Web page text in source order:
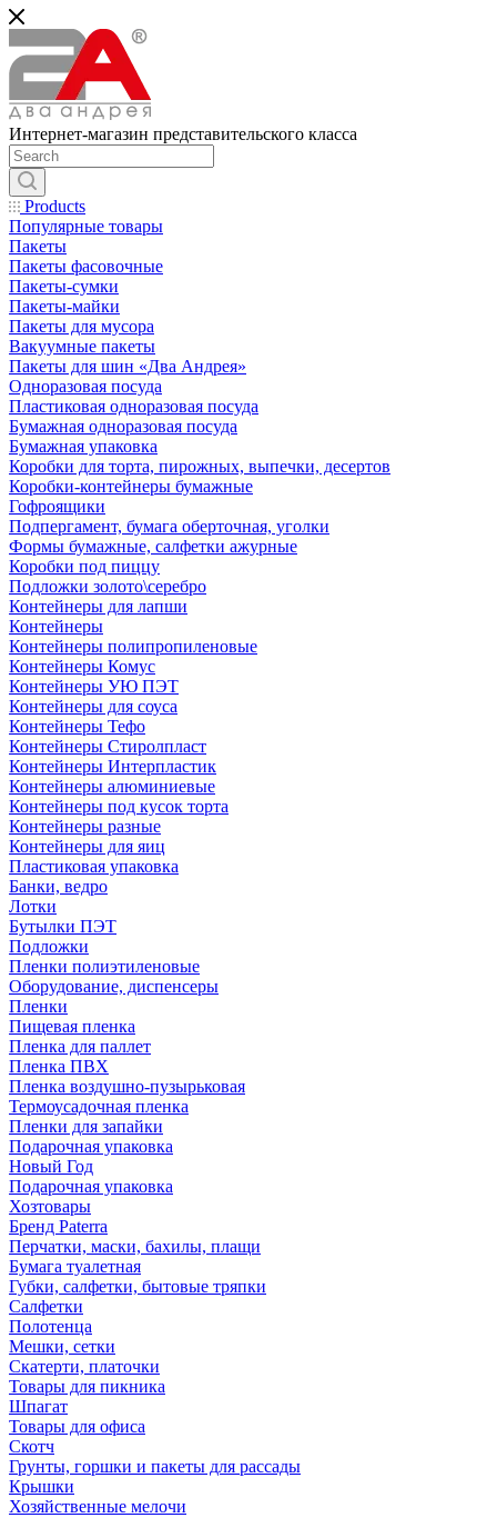
Интернет-магазин представительского класса
Products
Популярные товары
Пакеты
Пакеты фасовочные
Пакеты-сумки
Пакеты-майки
Пакеты для мусора
Вакуумные пакеты
Пакеты для шин «Два Андрея»
Одноразовая посуда
Пластиковая одноразовая посуда
Бумажная одноразовая посуда
Бумажная упаковка
Коробки для торта, пирожных, выпечки, десертов
Коробки-контейнеры бумажные
Гофроящики
Подпергамент, бумага оберточная, уголки
Формы бумажные, салфетки ажурные
Коробки под пиццу
Подложки золото\серебро
Контейнеры для лапши
Контейнеры
Контейнеры полипропиленовые
Контейнеры Комус
Контейнеры УЮ ПЭТ
Контейнеры для соуса
Контейнеры Тефо
Контейнеры Стиролпласт
Контейнеры Интерпластик
Контейнеры алюминиевые
Контейнеры под кусок торта
Контейнеры разные
Контейнеры для яиц
Пластиковая упаковка
Банки, ведро
Лотки
Бутылки ПЭТ
Подложки
Пленки полиэтиленовые
Оборудование, диспенсеры
Пленки
Пищевая пленка
Пленка для паллет
Пленка ПВХ
Пленка воздушно-пузырьковая
Термоусадочная пленка
Пленки для запайки
Подарочная упаковка
Новый Год
Подарочная упаковка
Хозтовары
Бренд Paterra
Перчатки, маски, бахилы, плащи
Бумага туалетная
Губки, салфетки, бытовые тряпки
Салфетки
Полотенца
Мешки, сетки
Скатерти, платочки
Товары для пикника
Шпагат
Товары для офиса
Скотч
Грунты, горшки и пакеты для рассады
Крышки
Хозяйственные мелочи